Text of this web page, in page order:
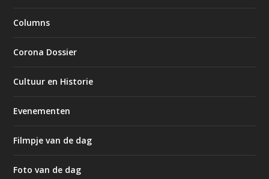
Columns
Corona Dossier
Cultuur en Historie
Evenementen
Filmpje van de dag
Foto van de dag